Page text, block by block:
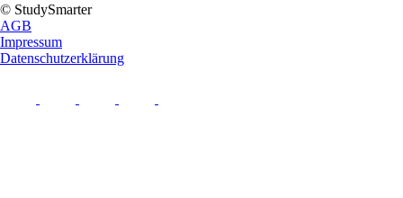
© StudySmarter
AGB
Impressum
Datenschutzerklärung